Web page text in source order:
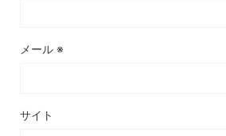
メール ※
サイト